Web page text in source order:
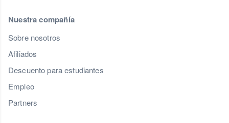
Nuestra compañía
Sobre nosotros
Afiliados
Descuento para estudiantes
Empleo
Partners